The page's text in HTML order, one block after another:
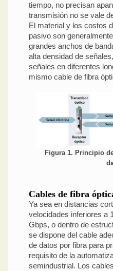
tiempo, no precisan
transmisión no se vale
El material y los costos
pasivo son
grandes anchos de
alta densidad de
señales en diferentes
mismo cable de fibra
Figura 1. Principio
Cables de fibra
Ya sea en distancias
velocidades inferiores a
Gbps, o dentro de
se dispone del cable
de datos por fibra para
requisito de la
semindustrial. Los